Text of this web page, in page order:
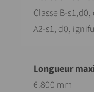
Classe B-
A2-s1, d0,
6.800 mm